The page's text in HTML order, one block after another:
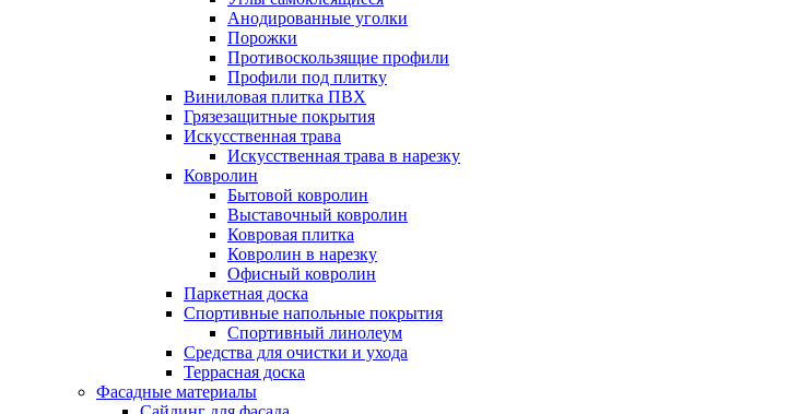
Анодированные уголки
Порожки
Противоскользящие профили
Профили под плитку
Виниловая плитка ПВХ
Грязезащитные покрытия
Искусственная трава
Искусственная трава в нарезку
Ковролин
Бытовой ковролин
Выставочный ковролин
Ковровая плитка
Ковролин в нарезку
Офисный ковролин
Паркетная доска
Спортивные напольные покрытия
Спортивный линолеум
Средства для очистки и ухода
Террасная доска
Фасадные материалы